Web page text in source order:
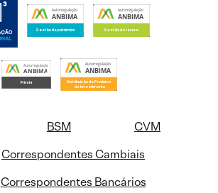
BSM
CVM
Correspondentes Cambiais
Correspondentes Bancários